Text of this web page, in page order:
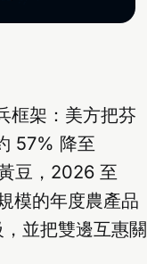
框架：美方把芬
57% 降至
豆，2026 至
模的年度農產品
並把雙邊互惠關